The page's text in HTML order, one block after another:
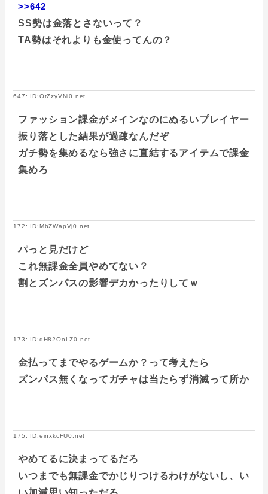
>>642
SS勢は金落とさないって？
TA勢はそれよりも金使ってんの？
647: ID:OtZzyVNi0.net
ファッション課金がメインなのにぬるいプレイヤー
振り落とした結果が過疎なんだぞ
ガチ勢を集めるなら強さに直結するアイテムで課金
集めろ
172: ID:MbZWapVj0.net
パっと見だけど
これ無課金全員やめてない？
割とズンパスの影響デカかったりしてｗ
173: ID:dH82OoLZ0.net
金払ってまでやるゲームか？って考えたら
ズンパス無くなってガチャは当たらず消滅って所か
175: ID:einxkcFU0.net
やめてるに決まってるだろ
いつまでも無課金でかじりつけるわけがないし、い